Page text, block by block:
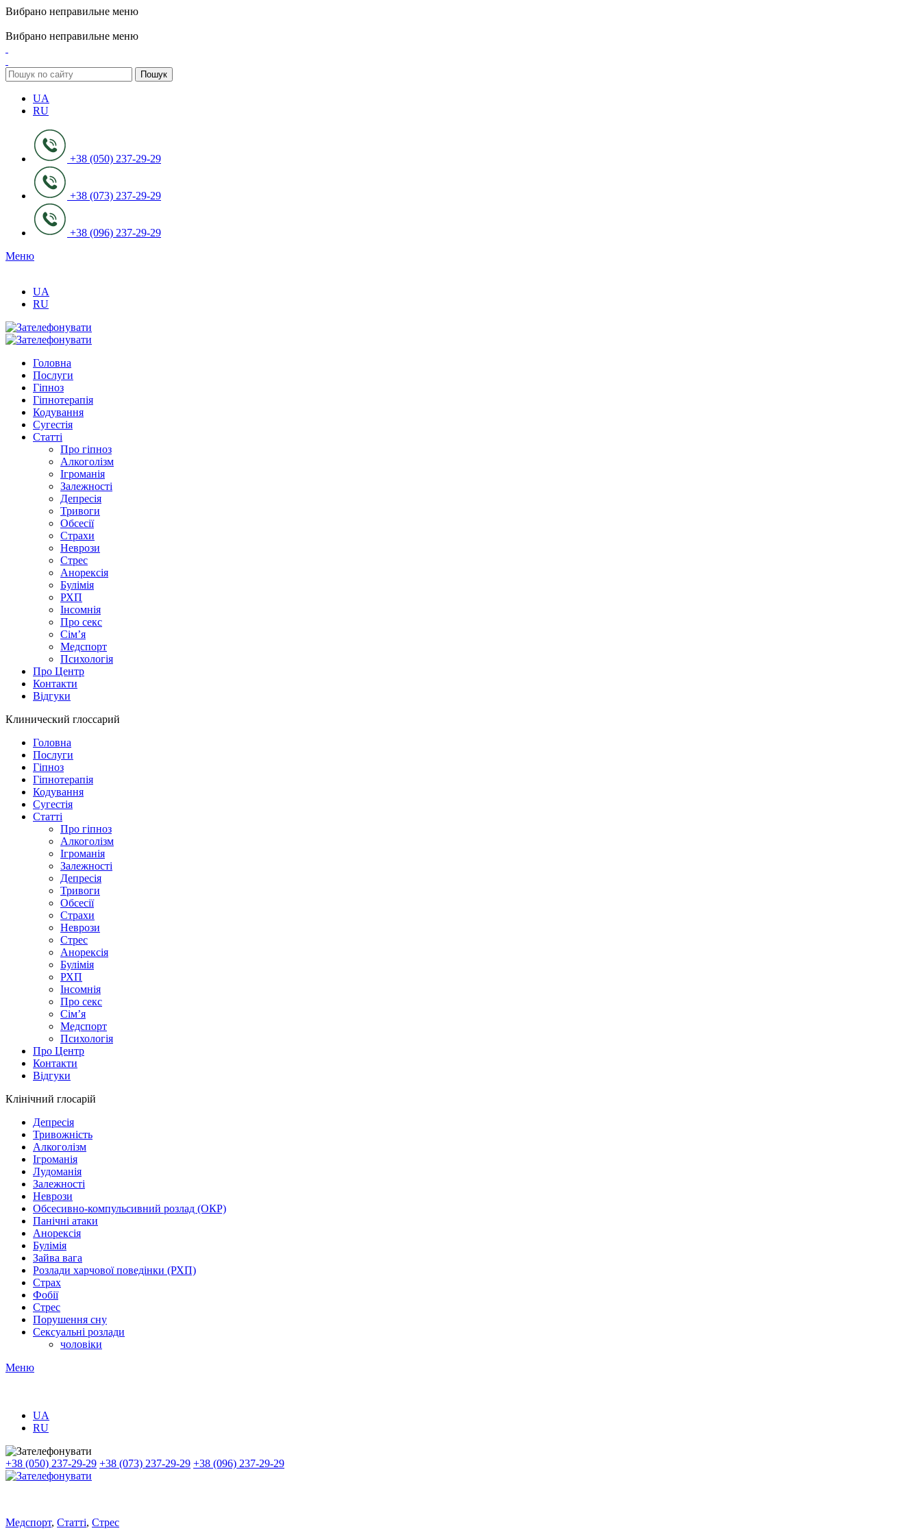
Вибрано неправильне меню
Вибрано неправильне меню
Пошук
UA
RU
+38 (050) 237-29-29
+38 (073) 237-29-29
+38 (096) 237-29-29
Меню
UA
RU
Головна
Послуги
Гіпноз
Гіпнотерапія
Кодування
Сугестія
Статті
Про гіпноз
Алкоголізм
Ігроманія
Залежності
Депресія
Тривоги
Обсесії
Страхи
Неврози
Стрес
Анорексія
Булімія
РХП
Інсомнія
Про секс
Сім’я
Медспорт
Психологія
Про Центр
Контакти
Відгуки
Клинический глоссарий
Головна
Послуги
Гіпноз
Гіпнотерапія
Кодування
Сугестія
Статті
Про гіпноз
Алкоголізм
Ігроманія
Залежності
Депресія
Тривоги
Обсесії
Страхи
Неврози
Стрес
Анорексія
Булімія
РХП
Інсомнія
Про секс
Сім’я
Медспорт
Психологія
Про Центр
Контакти
Відгуки
Клінічний глосарій
Депресія
Тривожність
Алкоголізм
Ігроманія
Лудоманія
Залежності
Неврози
Обсесивно-компульсивний розлад (ОКР)
Панічні атаки
Анорексія
Булімія
Зайва вага
Розлади харчової поведінки (РХП)
Страх
Фобії
Стрес
Порушення сну
Сексуальні розлади
чоловіки
Меню
UA
RU
+38 (050) 237-29-29 +38 (073) 237-29-29 +38 (096) 237-29-29
Медспорт, Статті, Стрес